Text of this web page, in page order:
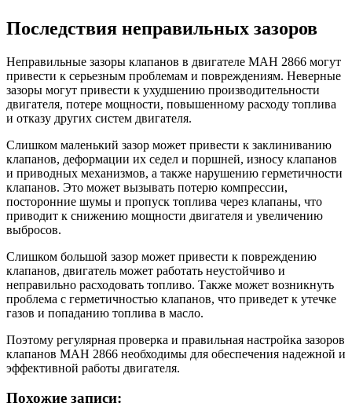
Последствия неправильных зазоров
Неправильные зазоры клапанов в двигателе МАН 2866 могут
привести к серьезным проблемам и повреждениям. Неверные
зазоры могут привести к ухудшению производительности
двигателя, потере мощности, повышенному расходу топлива
и отказу других систем двигателя.
Слишком маленький зазор может привести к заклиниванию
клапанов, деформации их седел и поршней, износу клапанов
и приводных механизмов, а также нарушению герметичности
клапанов. Это может вызывать потерю компрессии,
посторонние шумы и пропуск топлива через клапаны, что
приводит к снижению мощности двигателя и увеличению
выбросов.
Слишком большой зазор может привести к повреждению
клапанов, двигатель может работать неустойчиво и
неправильно расходовать топливо. Также может возникнуть
проблема с герметичностью клапанов, что приведет к утечке
газов и попаданию топлива в масло.
Поэтому регулярная проверка и правильная настройка зазоров
клапанов МАН 2866 необходимы для обеспечения надежной и
эффективной работы двигателя.
Похожие записи: